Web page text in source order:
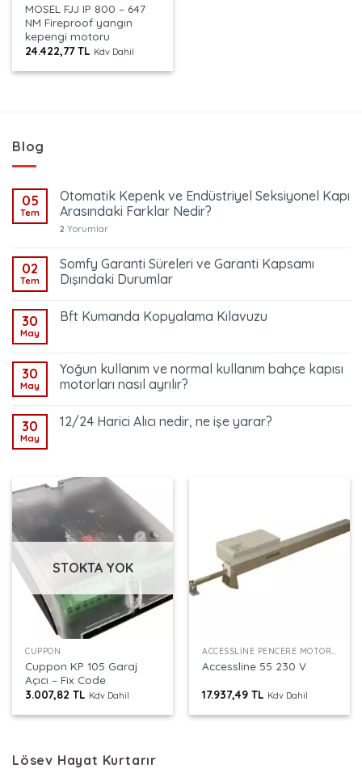
MOSEL FJJ IP 800 – 647
NM Fireproof yangın
kepengi motoru
24.422,77TL Kdv Dahil
Blog
05
Tem
Otomatik Kepenk ve Endüstriyel Seksiyonel Kapı
Arasındaki Farklar Nedir?
2 Yorumlar
02
Tem
Somfy Garanti Süreleri ve Garanti Kapsamı
Dışındaki Durumlar
30
May
Bft Kumanda Kopyalama Kılavuzu
30
May
Yoğun kullanım ve normal kullanım bahçe kapısı
motorları nasıl ayrılır?
30
May
12/24 Harici Alıcı nedir, ne işe yarar?
STOKTA YOK
CUPPON
Cuppon KP 105 Garaj
Açıcı – Fix Code
3.007,82TL Kdv Dahil
ACCESSLINE PENCERE MOTORU
Accessline 55 230 V
17.937,49TL Kdv Dahil
Lösev Hayat Kurtarır